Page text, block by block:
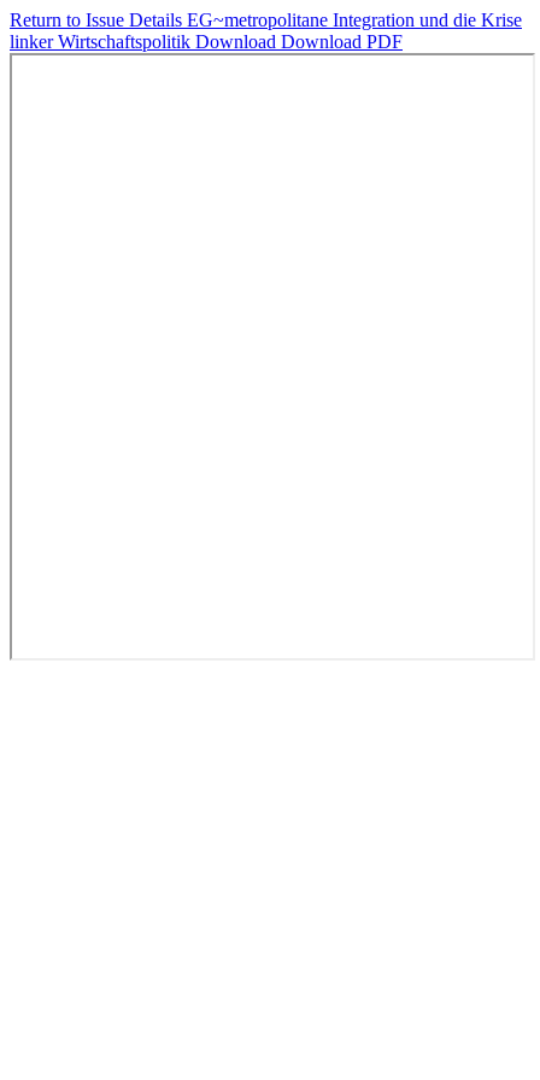
Return to Issue Details EG~metropolitane Integration und die Krise
linker Wirtschaftspolitik Download Download PDF